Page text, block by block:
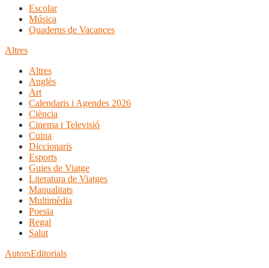
Escolar
Música
Quaderns de Vacances
Altres
Altres
Anglès
Art
Calendaris i Agendes 2026
Ciència
Cinema i Televisió
Cuina
Diccionaris
Esports
Guies de Viatge
Literatura de Viatges
Manualitats
Multimèdia
Poesia
Regal
Salut
AutorsEditorials